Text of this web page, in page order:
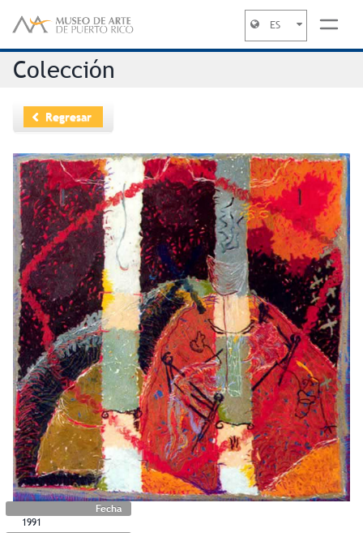
ES
Colección
Regresar
Fecha
1991